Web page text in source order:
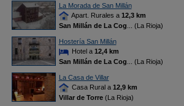
La Morada de San Millán
Apart. Rurales a 12,3 km
San Millán de La Cog ... (La Rioja)
Hostería San Millán
Hotel a 12,4 km
San Millán de La Cog ... (La Rioja)
La Casa de Villar
Casa Rural a 12,9 km
Villar de Torre(La Rioja)